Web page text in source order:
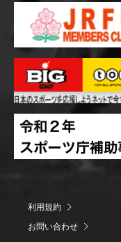
利用規約
お問い合わせ